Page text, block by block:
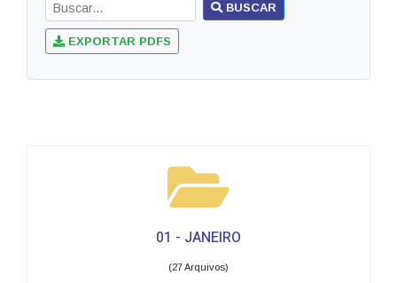
BUSCAR
EXPORTAR PDFS
01 - JANEIRO
(27 Arquivos)